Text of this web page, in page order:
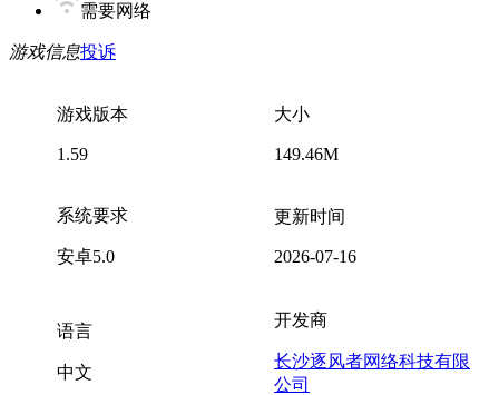
需要网络
游戏信息投诉
游戏版本
1.59
大小
149.46M
系统要求
安卓5.0
更新时间
2026-07-16
语言
中文
开发商
长沙逐风者网络科技有限
公司